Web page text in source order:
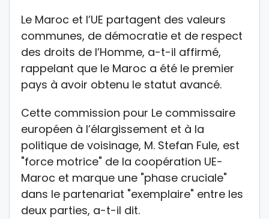
Le Maroc et l’UE partagent des valeurs
communes, de démocratie et de respect
des droits de l’Homme, a-t-il affirmé,
rappelant que le Maroc a été le premier
pays à avoir obtenu le statut avancé.
Cette commission pour Le commissaire
européen à l’élargissement et à la
politique de voisinage, M. Stefan Fule, est
"force motrice" de la coopération UE-
Maroc et marque une "phase cruciale"
dans le partenariat "exemplaire" entre les
deux parties, a-t-il dit.